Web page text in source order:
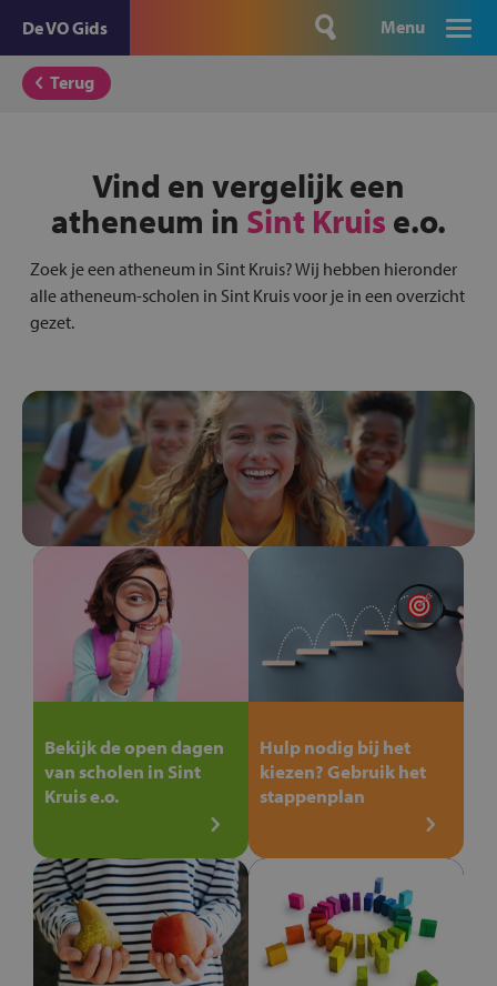
De VO Gids Menu
Terug
Vind en vergelijk een
atheneum in Sint Kruis e.o.
Zoek je een atheneum in Sint Kruis? Wij hebben hieronder
alle atheneum-scholen in Sint Kruis voor je in een overzicht
gezet.
Bekijk de open dagen
van scholen in Sint
Kruis e.o.
Hulp nodig bij het
kiezen? Gebruik het
stappenplan